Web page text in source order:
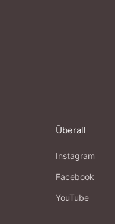
Überall
Instagram
Facebook
YouTube